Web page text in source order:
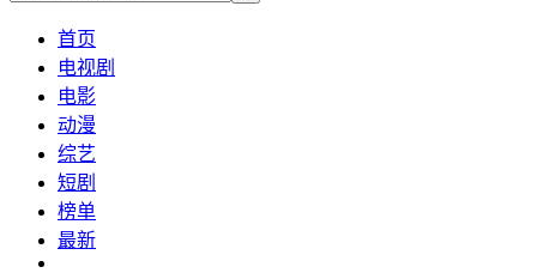
首页
电视剧
电影
动漫
综艺
短剧
榜单
最新